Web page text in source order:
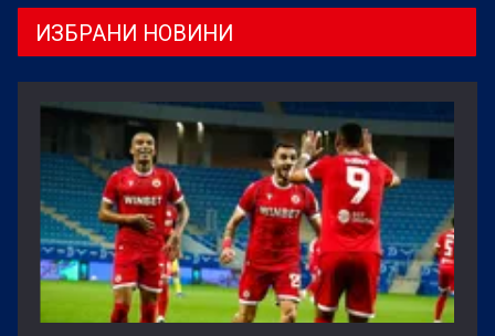
ИЗБРАНИ НОВИНИ